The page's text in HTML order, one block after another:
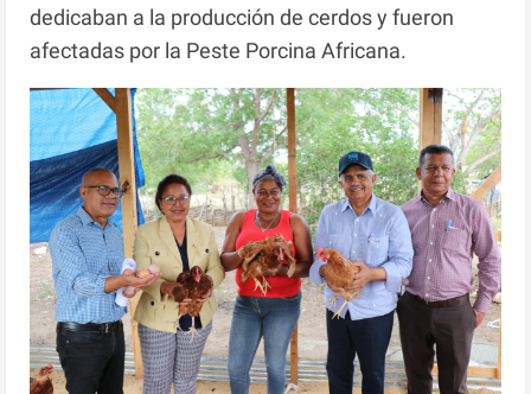
dedicaban a la producción de cerdos y fueron
afectadas por la Peste Porcina Africana.